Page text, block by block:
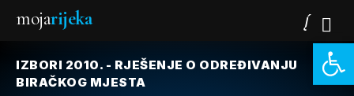
mojarijeka
IZBORI 2010. - RJEŠENJE O ODREĐIVANJU
BIRAČKOG MJESTA